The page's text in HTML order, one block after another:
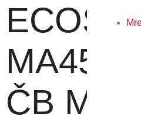
ČB MFP,